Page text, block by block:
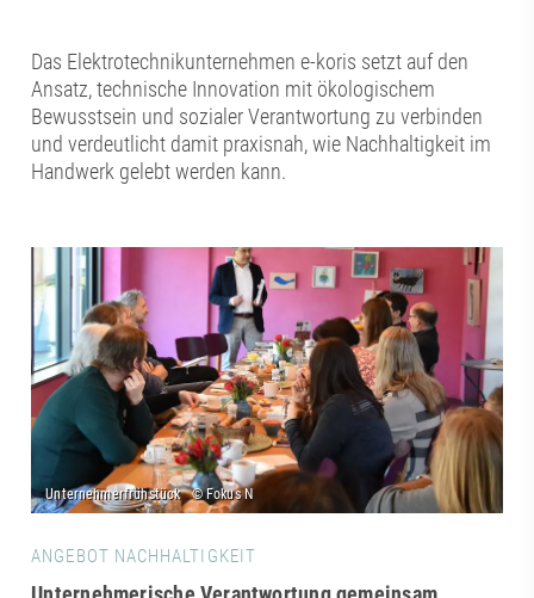
Das Elektrotechnikunternehmen e-koris setzt auf den
Ansatz, technische Innovation mit ökologischem
Bewusstsein und sozialer Verantwortung zu verbinden
und verdeutlicht damit praxisnah, wie Nachhaltigkeit im
Handwerk gelebt werden kann.
ANGEBOT NACHHALTIGKEIT